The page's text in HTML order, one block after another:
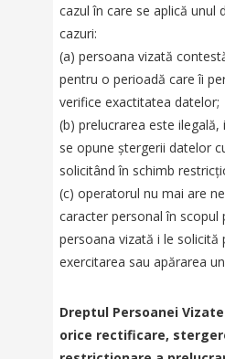
cazul în care se aplică unul
cazuri:
(a) persoana vizată
pentru o perioadă care îi
verifice exactitatea datelor;
(b) prelucrarea este
se opune ștergerii datelor
solicitând în schimb
(c) operatorul nu mai are
caracter personal în scopul
persoana vizată i le solicită
exercitarea sau apărarea
Dreptul Persoanei
orice rectificare,